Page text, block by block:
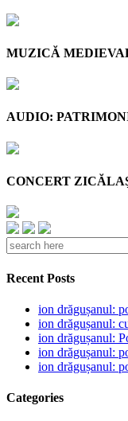
MUZICĂ
AUDIO:
CONCERT
Recent Posts
ion drăgușanul:
ion drăgușanul:
ion drăgușanul:
ion drăgușanul:
ion drăgușanul:
Categories